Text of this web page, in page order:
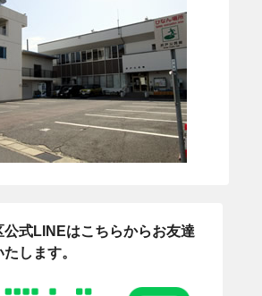
公式LINEはこちらからお友達
します。